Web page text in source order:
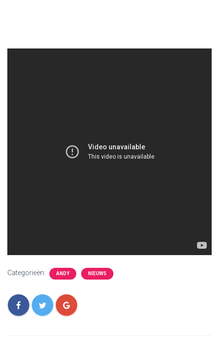
Categorieën: ANDY NIEUWS